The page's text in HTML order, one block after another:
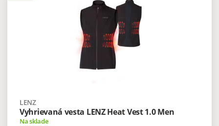
LENZ
Vyhrievaná vesta LENZ Heat Vest 1.0 Men
Na sklade